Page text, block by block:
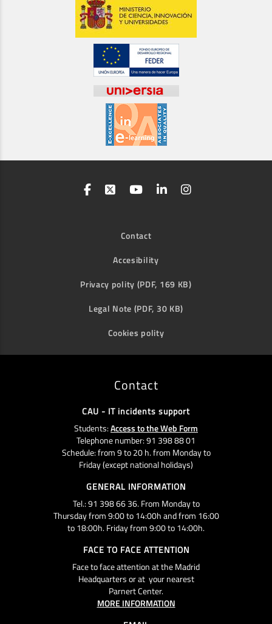
Contact
Accesibility
Privacy polity (PDF, 169 KB)
Legal Note (PDF, 30 KB)
Cookies polity
Contact
CAU - IT incidents support
Students:Access to the Web Form
Telephone number: 91 398 88 01
Schedule: from 9 to 20 h. from Monday to
Friday (except national holidays)
GENERAL INFORMATION
Tel.: 91 398 66 36. From Monday to
Thursday from 9:00 to 14:00h and from 16:00
to 18:00h. Friday from 9:00 to 14:00h.
FACE TO FACE ATTENTION
Face to face attention at the Madrid
Headquarters or at your nearest
Parnert Center.
MORE INFORMATION